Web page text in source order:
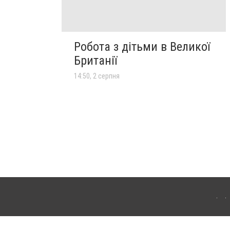
Робота з дітьми в Великої
Британії
14:50, 2 серпня